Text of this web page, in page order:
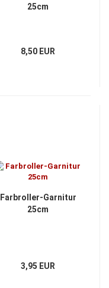
25cm
8,50 EUR
Farbroller-Garnitur
25cm
3,95 EUR